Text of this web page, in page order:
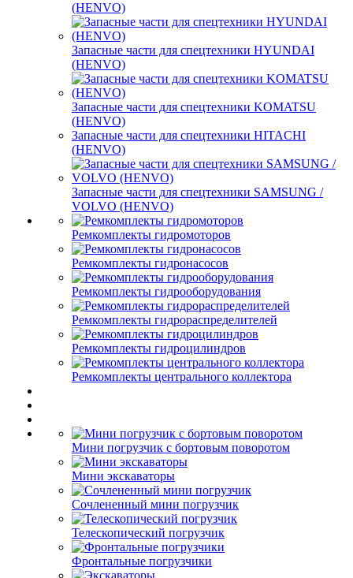
(HENVO)
Запасные части для спецтехники HYUNDAI
(HENVO)
Запасные части для спецтехники KOMATSU
(HENVO)
Запасные части для спецтехники HITACHI
(HENVO)
Запасные части для спецтехники SAMSUNG /
VOLVO (HENVO)
Ремкомплекты гидромоторов
Ремкомплекты гидронасосов
Ремкомплекты гидрооборудования
Ремкомплекты гидрораспределителей
Ремкомплекты гидроцилиндров
Ремкомплекты центрального коллектора
Мини погрузчик с бортовым поворотом
Мини экскаваторы
Сочлененный мини погрузчик
Телескопический погрузчик
Фронтальные погрузчики